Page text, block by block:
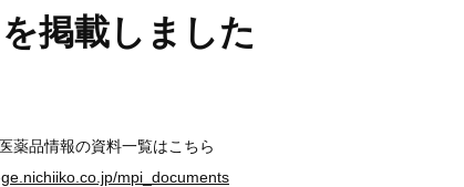
掲載しました
薬品情報の資料一覧はこちら
mpi_documents